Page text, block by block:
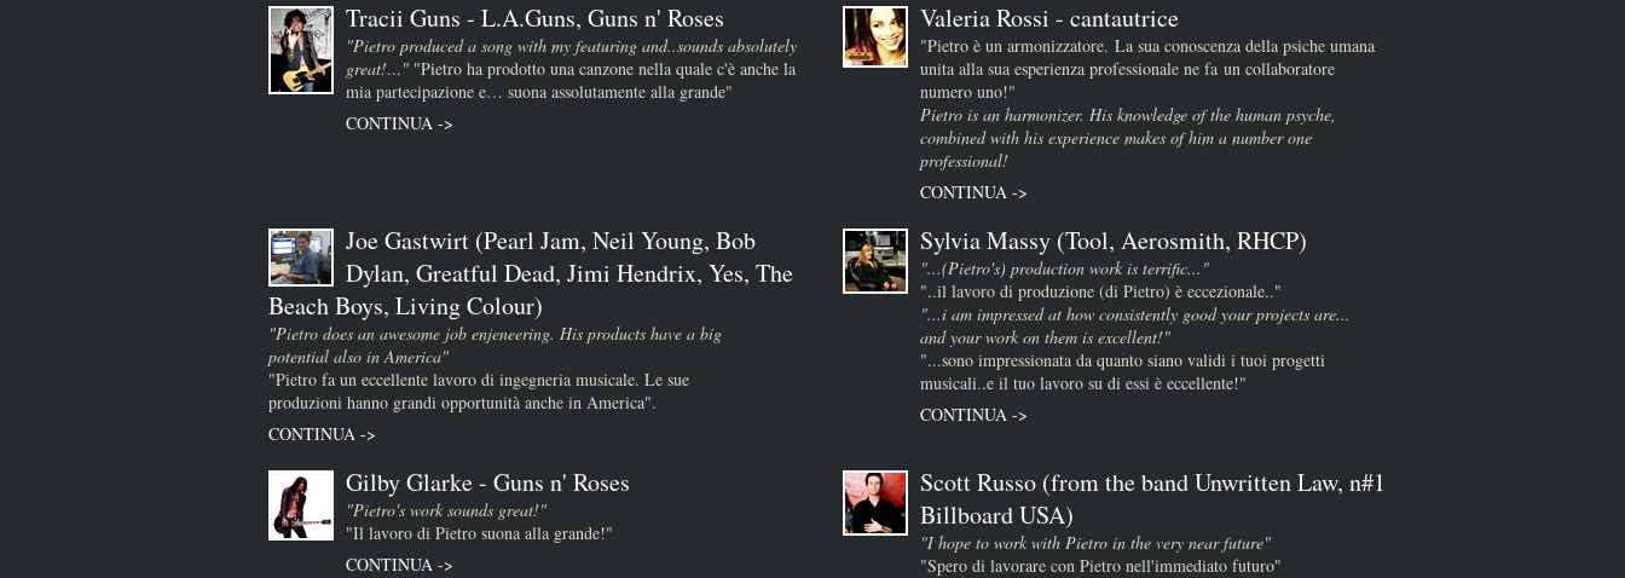
Tracii Guns - L.A.Guns, Guns n' Roses
"Pietro produced a song with my featuring and..sounds absolutely
great!…" "Pietro ha prodotto una canzone nella quale c'è anche la
mia partecipazione e… suona assolutamente alla grande"
CONTINUA ->
Valeria Rossi - cantautrice
"Pietro è un armonizzatore. La sua conoscenza della psiche umana
unita alla sua esperienza professionale ne fa un collaboratore
numero uno!"
Pietro is an harmonizer. His knowledge of the human psyche,
combined with his experience makes of him a number one
professional!
CONTINUA ->
Joe Gastwirt (Pearl Jam, Neil Young, Bob
Dylan, Greatful Dead, Jimi Hendrix, Yes, The
Beach Boys, Living Colour)
"Pietro does an awesome job enjeneering. His products have a big
potential also in America"
"Pietro fa un eccellente lavoro di ingegneria musicale. Le sue
produzioni hanno grandi opportunità anche in America".
CONTINUA ->
Sylvia Massy (Tool, Aerosmith, RHCP)
"...(Pietro's) production work is terrific..."
"..il lavoro di produzione (di Pietro) è eccezionale.."
"...i am impressed at how consistently good your projects are...
and your work on them is excellent!"
"...sono impressionata da quanto siano validi i tuoi progetti
musicali..e il tuo lavoro su di essi è eccellente!"
CONTINUA ->
Gilby Glarke - Guns n' Roses
"Pietro's work sounds great!"
"Il lavoro di Pietro suona alla grande!"
CONTINUA ->
Scott Russo (from the band Unwritten Law, n#1
Billboard USA)
"I hope to work with Pietro in the very near future"
"Spero di lavorare con Pietro nell'immediato futuro"